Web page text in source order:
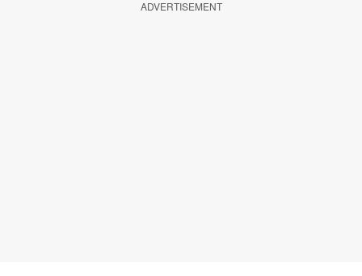
ADVERTISEMENT